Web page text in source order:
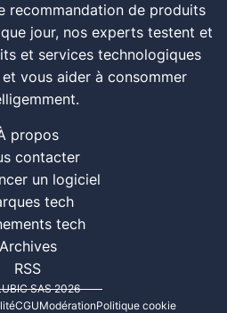
recommandation de produits
jour, nos experts testent et
et services technologiques
vous aider à consommer
propos
contacter
un logiciel
tech
tech
Archives
RSS
SAS 2026
CGUModérationPolitique cookie